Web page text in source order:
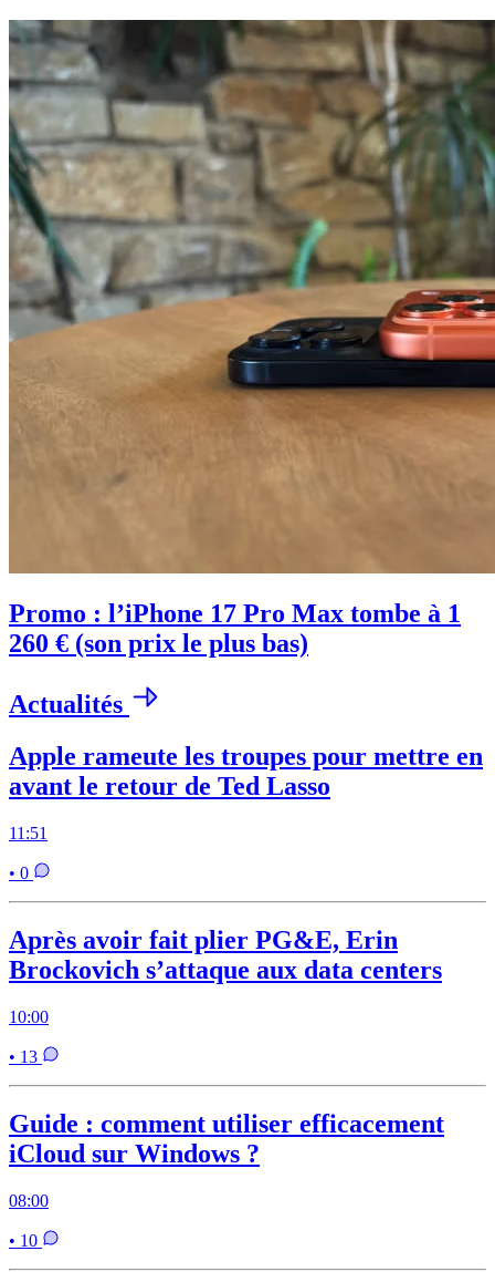
Promo : l’iPhone 17 Pro Max tombe à 1
260 € (son prix le plus bas)
Actualités
Apple rameute les troupes pour mettre en
avant le retour de Ted Lasso
11:51
• 0
Après avoir fait plier PG&E, Erin
Brockovich s’attaque aux data centers
10:00
• 13
Guide : comment utiliser efficacement
iCloud sur Windows ?
08:00
• 10